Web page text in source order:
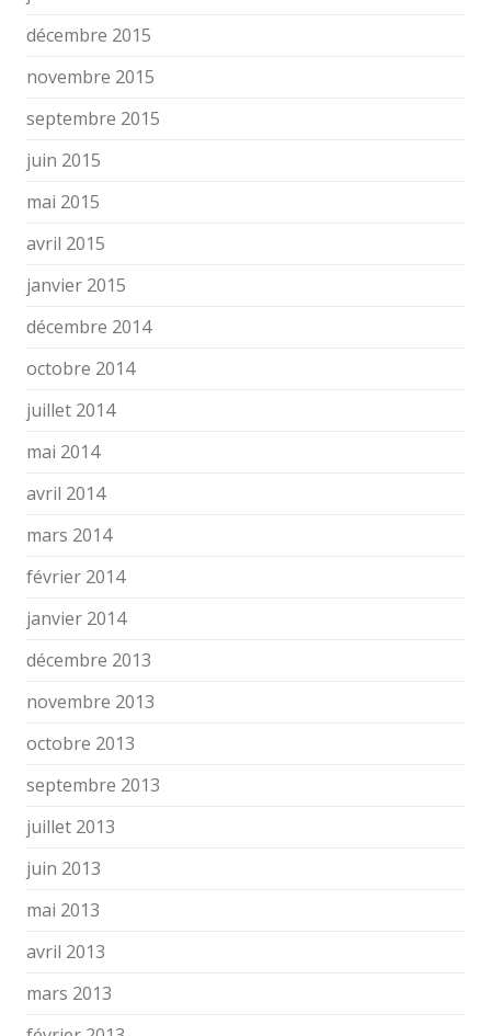
décembre 2015
novembre 2015
septembre 2015
juin 2015
mai 2015
avril 2015
janvier 2015
décembre 2014
octobre 2014
juillet 2014
mai 2014
avril 2014
mars 2014
février 2014
janvier 2014
décembre 2013
novembre 2013
octobre 2013
septembre 2013
juillet 2013
juin 2013
mai 2013
avril 2013
mars 2013